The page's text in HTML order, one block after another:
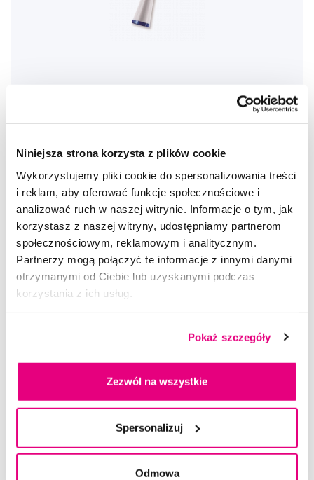
Niniejsza strona korzysta z plików cookie
Wykorzystujemy pliki cookie do spersonalizowania treści
i reklam, aby oferować funkcje społecznościowe i
analizować ruch w naszej witrynie. Informacje o tym, jak
korzystasz z naszej witryny, udostępniamy partnerom
społecznościowym, reklamowym i analitycznym.
Partnerzy mogą połączyć te informacje z innymi danymi
otrzymanymi od Ciebie lub uzyskanymi podczas
korzystania z ich usług.
Pokaż szczegóły
Zezwól na wszystkie
Spersonalizuj
Odmowa
międzyzębowej SR-1000, 3000, WP900 (3szt.)
100,00 Zł
5,0/5 (6x)
Do koszyka
Dostępny > 5 szt
Natychmiast w1 sklepie